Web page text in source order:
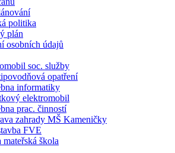
politika
plán
osobních údajů
soc. služby
opatření
informatiky
elektromobil
prac. činností
zahrady MŠ Kameničky
FVE
mateřská škola